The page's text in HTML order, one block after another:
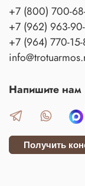
+7 (800) 700-
+7 (962) 963-
+7 (964) 770-
Напишите нам
Получить